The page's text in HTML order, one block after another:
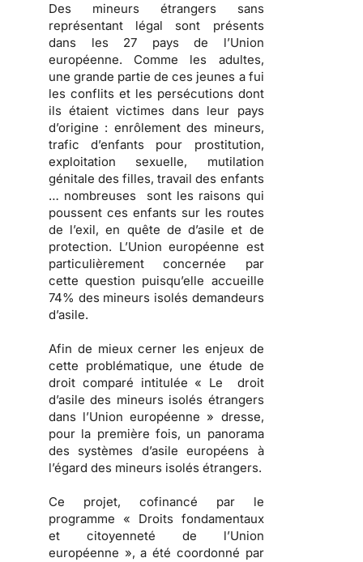
Des mineurs étrangers sans
représentant légal sont présents
dans les 27 pays de l’Union
européenne. Comme les adultes,
une grande partie de ces jeunes a fui
les conflits et les persécutions dont
ils étaient victimes dans leur pays
d’origine : enrôlement des mineurs,
trafic d’enfants pour prostitution,
exploitation sexuelle, mutilation
génitale des filles, travail des enfants
… nombreuses sont les raisons qui
poussent ces enfants sur les routes
de l’exil, en quête de d’asile et de
protection. L’Union européenne est
particulièrement concernée par
cette question puisqu’elle accueille
74% des mineurs isolés demandeurs
d’asile.
Afin de mieux cerner les enjeux de
cette problématique, une étude de
droit comparé intitulée « Le droit
d’asile des mineurs isolés étrangers
dans l’Union européenne » dresse,
pour la première fois, un panorama
des systèmes d’asile européens à
l’égard des mineurs isolés étrangers.
Ce projet, cofinancé par le
programme « Droits fondamentaux
et citoyenneté de l’Union
européenne », a été coordonné par